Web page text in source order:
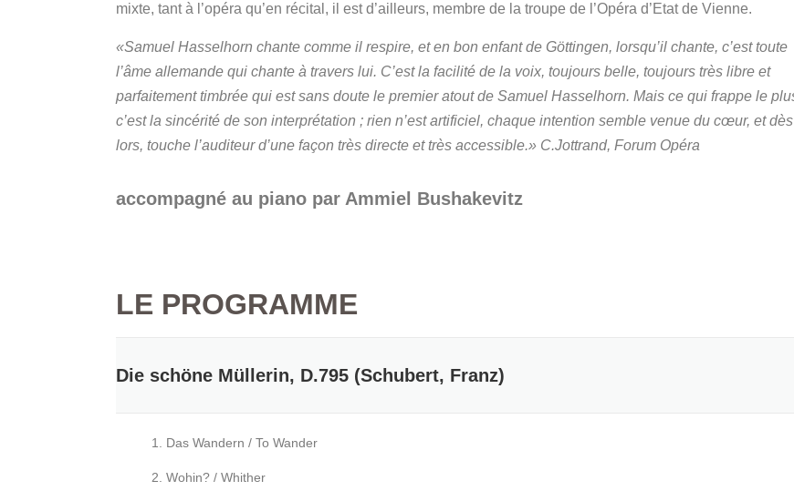
mixte, tant à l’opéra qu’en récital, il est d’ailleurs, membre de la troupe de l’Opéra d’Etat de Vienne.
«Samuel Hasselhorn chante comme il respire, et en bon enfant de Göttingen, lorsqu’il chante, c’est toute
l’âme allemande qui chante à travers lui. C’est la facilité de la voix, toujours belle, toujours très libre et
parfaitement timbrée qui est sans doute le premier atout de Samuel Hasselhorn. Mais ce qui frappe le
c’est la sincérité de son interprétation ; rien n’est artificiel, chaque intention semble venue du cœur, et dès
lors, touche l’auditeur d’une façon très directe et très accessible.» C.Jottrand, Forum Opéra
accompagné au piano par Ammiel Bushakevitz
LE PROGRAMME
Die schöne Müllerin, D.795 (Schubert, Franz)
Das Wandern / To Wander
Wohin? / Whither